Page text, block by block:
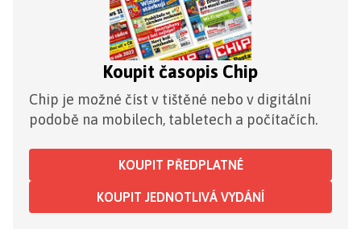
Koupit časopis Chip
Chip je možné číst v tištěné nebo v digitální
podobě na mobilech, tabletech a počítačích.
KOUPIT PŘEDPLATNÉ
KOUPIT JEDNOTLIVÁ VYDÁNÍ